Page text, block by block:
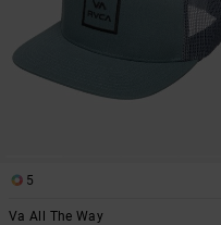
5
Va All The Way